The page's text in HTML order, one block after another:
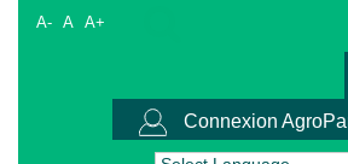
A- A A+
Connexion